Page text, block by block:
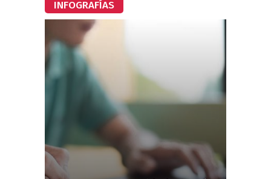
INFOGRAFÍAS